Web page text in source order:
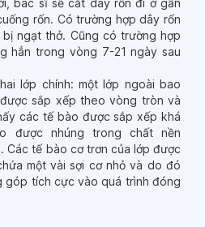
bác sĩ sẽ cắt dây rốn đi ở gần
rốn. Có trường hợp dây rốn
ngạt thở. Cũng có trường hợp
hẳn trong vòng 7-21 ngày sau
lớp chính: một lớp ngoài bao
sắp xếp theo vòng tròn và
các tế bào được sắp xếp khá
được nhúng trong chất nền
Các tế bào cơ trơn của lớp được
một vài sợi cơ nhỏ và do đó
góp tích cực vào quá trình đóng